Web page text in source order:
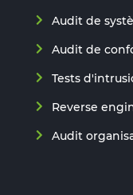
Audit de
Audit de
Tests
Reverse
Audit